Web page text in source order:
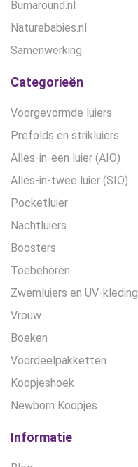
Bumaround.nl
Naturebabies.nl
Samenwerking
Categorieën
Voorgevormde luiers
Prefolds en strikluiers
Alles-in-een luier (AIO)
Alles-in-twee luier (SIO)
Pocketluier
Nachtluiers
Boosters
Toebehoren
Zwemluiers en UV-kleding
Vrouw
Boeken
Voordeelpakketten
Koopjeshoek
Newborn Koopjes
Informatie